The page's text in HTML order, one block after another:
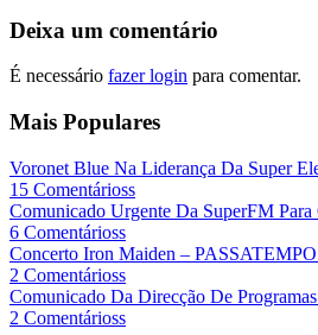
Deixa um comentário
É necessário fazer login para comentar.
Mais Populares
Voronet Blue Na Liderança Da Super
15 Comentárioss
Comunicado Urgente Da SuperFM Para
6 Comentárioss
Concerto Iron Maiden –
2 Comentárioss
Comunicado Da Direcção De
2 Comentárioss